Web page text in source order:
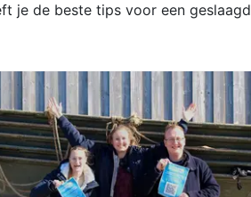
je de beste tips voor een geslaagd